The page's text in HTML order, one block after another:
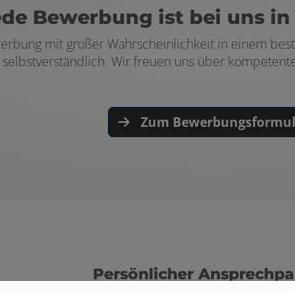
Bewerbung ist bei uns
mit großer Wahrscheinlichkeit in einem
Wir freuen uns über
Zum
Persönlicher